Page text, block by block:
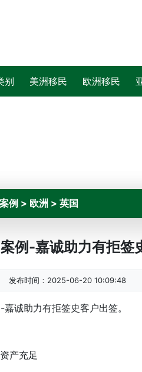
别 美洲移民 欧洲移民
例 > 欧洲 > 英国
例-嘉诚助力有拒签
发布时间：2025-06-20 10:09:48
助力有拒签史客户出签。
产充足